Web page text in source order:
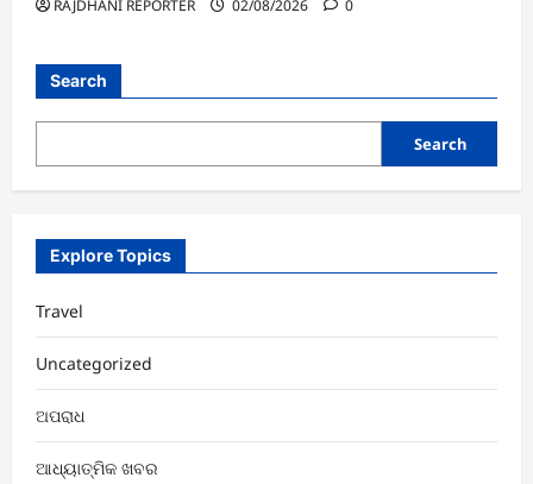
RAJDHANI REPORTER 02/08/2026 0
Search
Search
Explore Topics
Travel
Uncategorized
ଅପରାଧ
ଆଧ୍ୟାତ୍ମିକ ଖବର